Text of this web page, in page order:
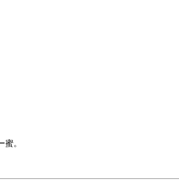
。